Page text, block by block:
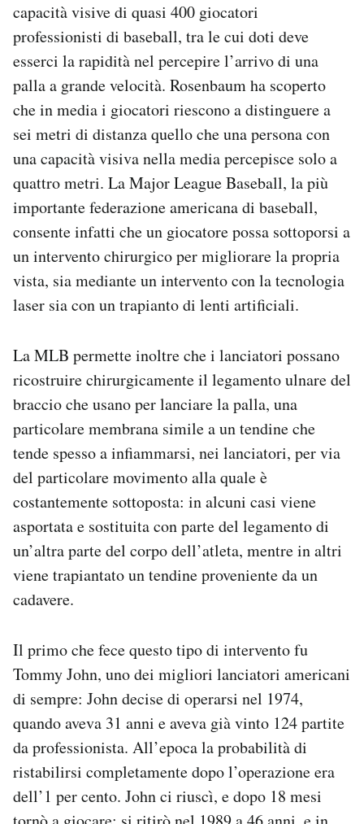
capacità visive di quasi 400 giocatori
professionisti di baseball, tra le cui doti deve
esserci la rapidità nel percepire l’arrivo di una
palla a grande velocità. Rosenbaum ha scoperto
che in media i giocatori riescono a distinguere a
sei metri di distanza quello che una persona con
una capacità visiva nella media percepisce solo a
quattro metri. La Major League Baseball, la più
importante federazione americana di baseball,
consente infatti che un giocatore possa sottoporsi a
un intervento chirurgico per migliorare la propria
vista, sia mediante un intervento con la tecnologia
laser sia con un trapianto di lenti artificiali.
La MLB permette inoltre che i lanciatori possano
ricostruire chirurgicamente il legamento ulnare del
braccio che usano per lanciare la palla, una
particolare membrana simile a un tendine che
tende spesso a infiammarsi, nei lanciatori, per via
del particolare movimento alla quale è
costantemente sottoposta: in alcuni casi viene
asportata e sostituita con parte del legamento di
un’altra parte del corpo dell’atleta, mentre in altri
viene trapiantato un tendine proveniente da un
cadavere.
Il primo che fece questo tipo di intervento fu
Tommy John, uno dei migliori lanciatori americani
di sempre: John decise di operarsi nel 1974,
quando aveva 31 anni e aveva già vinto 124 partite
da professionista. All’epoca la probabilità di
ristabilirsi completamente dopo l’operazione era
dell’1 per cento. John ci riuscì, e dopo 18 mesi